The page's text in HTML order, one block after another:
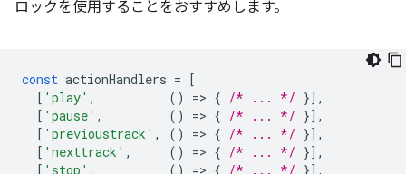
ロックを使用することをおすすめします。
const actionHandlers =
[
[ 'play' , () => { /* ... */ }],
[ 'pause' , () => { /* ... */ }],
[ 'previoustrack' , () => { /* ... */ }],
[ 'nexttrack' , () => { /* ... */ }],
[ 'stop' , () => { /* ... */ }],